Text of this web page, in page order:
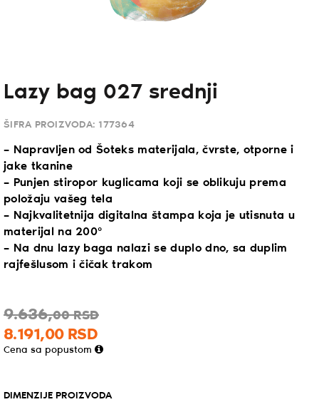
Lazy bag 027 srednji
ŠIFRA PROIZVODA: 177364
– Napravljen od Šoteks materijala, čvrste, otporne i
jake tkanine
– Punjen stiropor kuglicama koji se oblikuju prema
položaju vašeg tela
– Najkvalitetnija digitalna štampa koja je utisnuta u
materijal na 200°
– Na dnu lazy baga nalazi se duplo dno, sa duplim
rajfešlusom i čičak trakom
9.636,00 RSD
8.191,00 RSD
Cena sa popustom
DIMENZIJE PROIZVODA